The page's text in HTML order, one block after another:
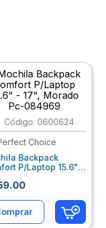
: 0600624
Choice
Backpack
P/Laptop 15.6" -
.00